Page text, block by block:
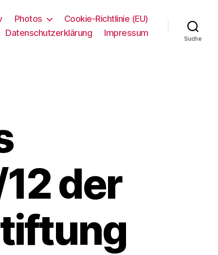
Photos
Cookie-Richtlinie (EU)
Datenschutzerklärung
Impressum
Suche
der